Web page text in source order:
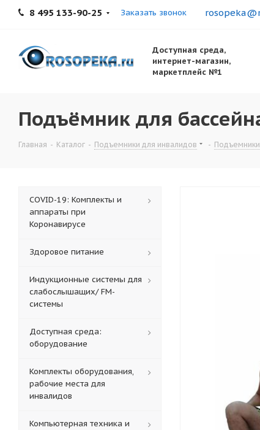
8 495 133-90-25 Заказать звонок
Доступная среда,
интернет-магазин,
маркетплейс №1
Подъёмник для
Главная - Каталог - Подъемники для инвалидов -
COVID-19: Комплекты и
аппараты при
Коронавирусе
Здоровое питание
Индукционные системы для
слабослышащих/ FM-
системы
Доступная среда:
оборудование
Комплекты оборудования,
рабочие места для
инвалидов
Компьютерная техника и